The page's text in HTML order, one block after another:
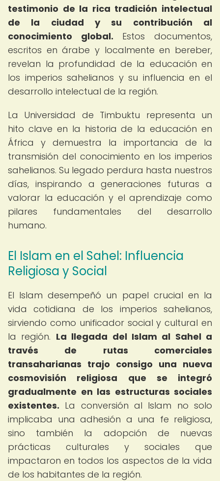
testimonio de la rica tradición intelectual
de la ciudad y su contribución al
conocimiento global. Estos documentos,
escritos en árabe y localmente en bereber,
revelan la profundidad de la educación en
los imperios sahelianos y su influencia en el
desarrollo intelectual de la región.
La Universidad de Timbuktu representa un
hito clave en la historia de la educación en
África y demuestra la importancia de la
transmisión del conocimiento en los imperios
sahelianos. Su legado perdura hasta nuestros
días, inspirando a generaciones futuras a
valorar la educación y el aprendizaje como
pilares fundamentales del desarrollo
humano.
El Islam en el Sahel: Influencia
Religiosa y Social
El Islam desempeñó un papel crucial en la
vida cotidiana de los imperios sahelianos,
sirviendo como unificador social y cultural en
la región. La llegada del Islam al Sahel a
través de rutas comerciales
transaharianas trajo consigo una nueva
cosmovisión religiosa que se integró
gradualmente en las estructuras sociales
existentes. La conversión al Islam no solo
implicaba una adhesión a una fe religiosa,
sino también la adopción de nuevas
prácticas culturales y sociales que
impactaron en todos los aspectos de la vida
de los habitantes de la región.